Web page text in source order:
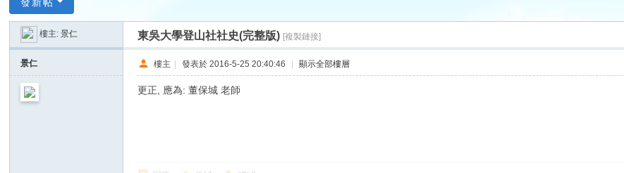
吳
友
論
樓主:景仁 東吳大學登山社社史(完整版) [複製鏈接]
景仁 樓主 | 發表於 2016-5-25 20:40:46 | 顯示全部樓層
更正, 應為: 董保城 老師